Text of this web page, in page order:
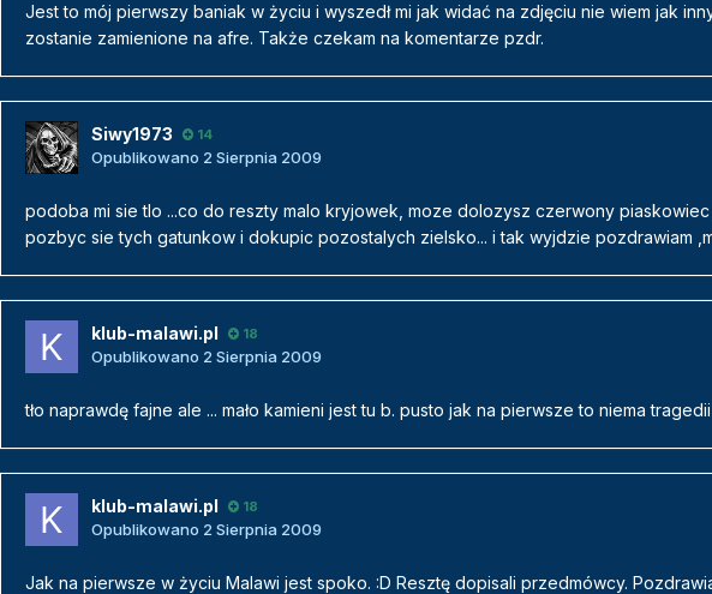
Jest to mój pierwszy baniak w życiu i wyszedł mi jak widać na zdjęciu nie wiem jak
zostanie zamienione na afre. Także czekam na komentarze pzdr.
Siwy1973 14
Opublikowano 2 Sierpnia 2009
podoba mi sie tlo ...co do reszty malo kryjowek, moze dolozysz czerwony
pozbyc sie tych gatunkow i dokupic pozostalych zielsko... i tak wyjdzie pozdrawiam
klub-malawi.pl 18
Opublikowano 2 Sierpnia 2009
tło naprawdę fajne ale ... mało kamieni jest tu b. pusto jak na pierwsze to niema
klub-malawi.pl 18
Opublikowano 2 Sierpnia 2009
Jak na pierwsze w życiu Malawi jest spoko. :D Resztę dopisali przedmówcy.